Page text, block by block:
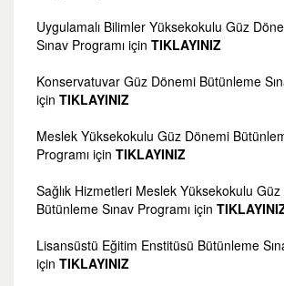
Uygulamalı Bilimler Yüksekokulu Güz
Sınav Programı için TIKLAYINIZ
Konservatuvar Güz Dönemi Bütünleme
için TIKLAYINIZ
Meslek Yüksekokulu Güz Dönemi
Programı için TIKLAYINIZ
Sağlık Hizmetleri Meslek Yüksekokulu
Bütünleme Sınav Programı için
Lisansüstü Eğitim Enstitüsü Bütünleme
için TIKLAYINIZ